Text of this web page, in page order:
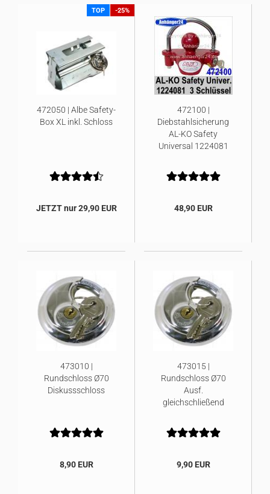
TOP -25%
472050 | Albe Safety-
Box XL inkl. Schloss
JETZT nur 29,90 EUR
472100 |
Diebstahlsicherung
AL-KO Safety
Universal 1224081
48,90 EUR
473010 |
Rundschloss Ø70
Diskussschloss
8,90 EUR
473015 |
Rundschloss Ø70
Ausf.
gleichschließend
9,90 EUR